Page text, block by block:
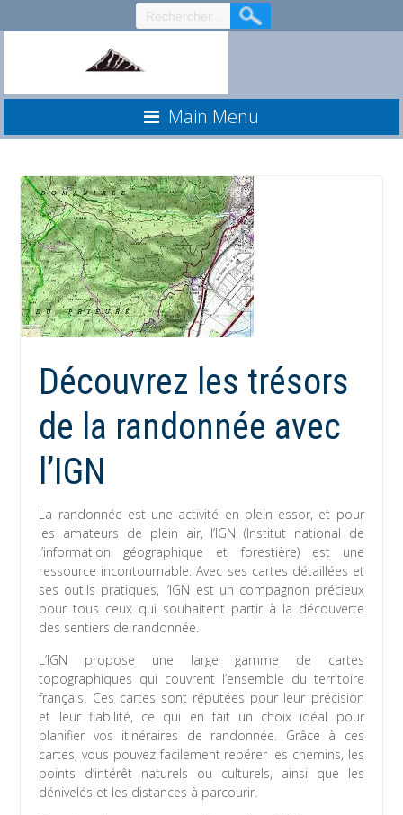
au
Main Menu
Découvrez les trésors
de la randonnée avec
l’IGN
La randonnée est une activité en plein essor, et pour
les amateurs de plein air, l’IGN (Institut national de
l’information géographique et forestière) est une
ressource incontournable. Avec ses cartes détaillées et
ses outils pratiques, l’IGN est un compagnon précieux
pour tous ceux qui souhaitent partir à la découverte
des sentiers de randonnée.
L’IGN propose une large gamme de cartes
topographiques qui couvrent l’ensemble du territoire
français. Ces cartes sont réputées pour leur précision
et leur fiabilité, ce qui en fait un choix idéal pour
planifier vos itinéraires de randonnée. Grâce à ces
cartes, vous pouvez facilement repérer les chemins, les
points d’intérêt naturels ou culturels, ainsi que les
dénivelés et les distances à parcourir.